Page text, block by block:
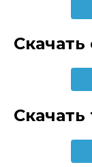
Скачать